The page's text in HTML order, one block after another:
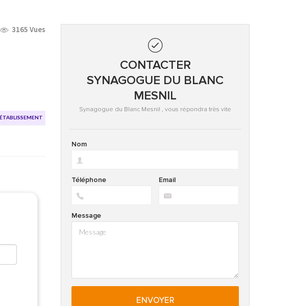
3165 Vues
CONTACTER
SYNAGOGUE DU BLANC
MESNIL
Synagogue du Blanc Mesnil , vous répondra très vite
Nom
Email
Téléphone
Message
ENVOYER